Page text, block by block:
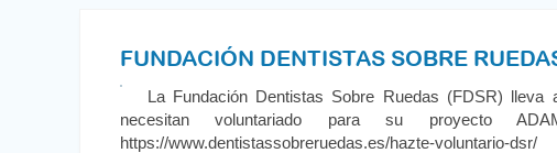
FUNDACIÓN DENTISTAS SOBRE
La Fundación Dentistas Sobre Ruedas (FDSR) lleva
necesitan voluntariado para su proyecto
https://www.dentistassobreruedas.es/hazte-voluntario-dsr/